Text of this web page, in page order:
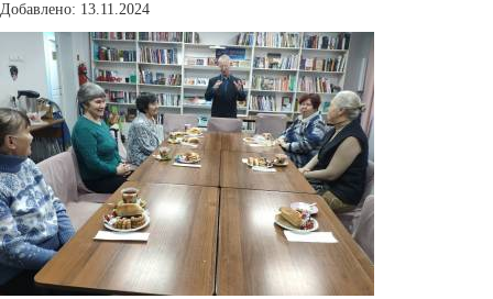
Добавлено: 13.11.2024